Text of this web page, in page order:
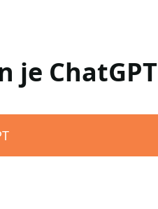
je ChatGPT